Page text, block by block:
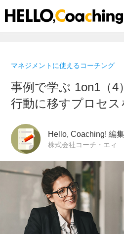
マネジメントに使えるコーチング
事例で学ぶ 1on1（4
行動に移すプロセス
Hello, Coaching! 編
株式会社コーチ・エィ